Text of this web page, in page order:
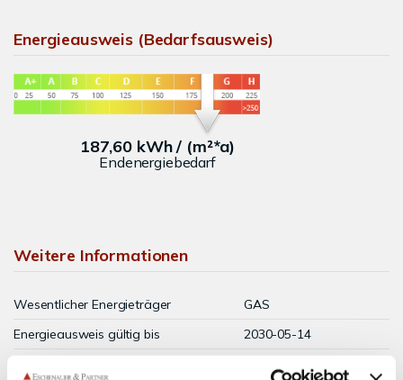
Energieausweis (Bedarfsausweis)
187,60 kWh / (m²*a)
Endenergiebedarf
Weitere Informationen
Wesentlicher Energieträger
GAS
Energieausweis gültig bis
2030-05-14